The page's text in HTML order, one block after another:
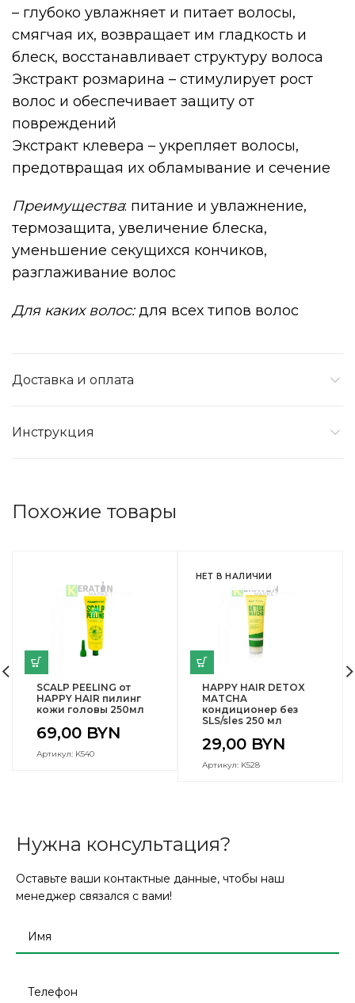
– глубоко увлажняет и питает волосы,
смягчая их, возвращает им гладкость и
блеск, восстанавливает структуру волоса
Экстракт розмарина – стимулирует рост
волос и обеспечивает защиту от
повреждений
Экстракт клевера – укрепляет волосы,
предотвращая их обламывание и сечение
Преимущества: питание и увлажнение,
термозащита, увеличение блеска,
уменьшение секущихся кончиков,
разглаживание волос
Для каких волос:для всех типов волос
Доставка и оплата
Инструкция
Похожие товары
SCALP PEELING от
HAPPY HAIR пилинг
кожи головы 250мл
69,00 BYN
Артикул: K540
НЕТ В НАЛИЧИИ
HAPPY HAIR DETOX
MATCHA
кондиционер без
SLS/sles 250 мл
29,00 BYN
Артикул: K528
Нужна консультация?
Оставьте ваши контактные данные, чтобы наш
менеджер связался с вами!